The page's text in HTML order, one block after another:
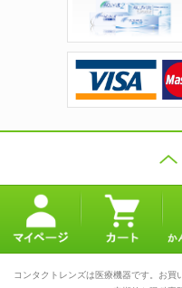
コンタクトレンズは医療機器です。お買